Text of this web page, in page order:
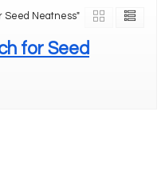
Seed Neatness"
for Seed